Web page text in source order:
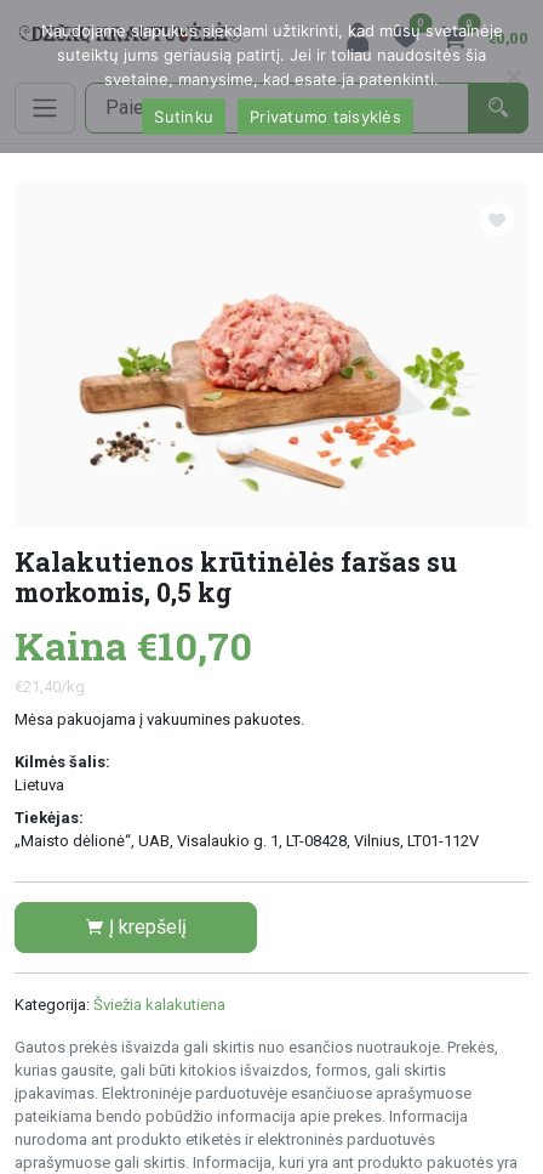
0 0
€0,00
Kalakutienos krūtinėlės faršas su
morkomis, 0,5 kg
Kaina €10,70
€21,40/kg
Mėsa pakuojama į vakuumines pakuotes.
Kilmės šalis:
Lietuva
Tiekėjas:
„Maisto dėlionė“, UAB, Visalaukio g. 1, LT-08428, Vilnius, LT01-112V
Į krepšelį
Kategorija: Šviežia kalakutiena
Gautos prekės išvaizda gali skirtis nuo esančios nuotraukoje. Prekės,
kurias gausite, gali būti kitokios išvaizdos, formos, gali skirtis
įpakavimas. Elektroninėje parduotuvėje esančiuose aprašymuose
pateikiama bendo pobūdžio informacija apie prekes. Informacija
nurodoma ant produkto etiketės ir elektroninės parduotuvės
aprašymuose gali skirtis. Informacija, kuri yra ant produkto pakuotės yra
Naudojame slapukus siekdami užtikrinti, kad mūsų svetainėje
suteiktų jums geriausią patirtį. Jei ir toliau naudositės šia
svetaine, manysime, kad esate ja patenkinti.
Sutinku
Privatumo taisyklės